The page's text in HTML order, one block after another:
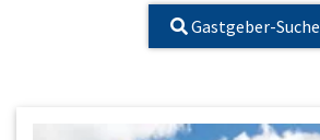
Gastgeber-Suche